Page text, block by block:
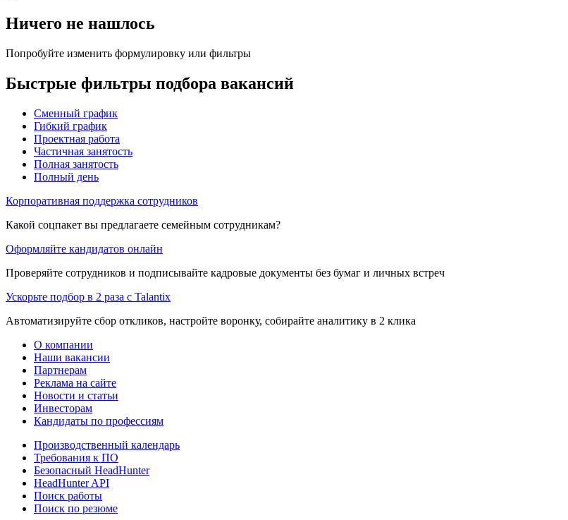
Ничего не нашлось
Попробуйте изменить формулировку или фильтры
Быстрые фильтры подбора вакансий
Сменный график
Гибкий график
Проектная работа
Частичная занятость
Полная занятость
Полный день
Корпоративная поддержка сотрудников
Какой соцпакет вы предлагаете семейным сотрудникам?
Оформляйте кандидатов онлайн
Проверяйте сотрудников и подписывайте кадровые документы без бумаг и личных встреч
Ускорьте подбор в 2 раза с Talantix
Автоматизируйте сбор откликов, настройте воронку, собирайте аналитику в 2 клика
О компании
Наши вакансии
Партнерам
Реклама на сайте
Новости и статьи
Инвесторам
Кандидаты по профессиям
Производственный календарь
Требования к ПО
Безопасный HeadHunter
HeadHunter API
Поиск работы
Поиск по резюме